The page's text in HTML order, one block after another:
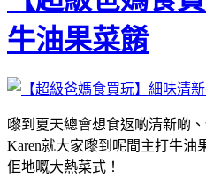
牛油果菜餚
嚟到夏天總會想食返啲清新啲
Karen就大家嚟到呢間主打牛油
佢地嘅大熱菜式！